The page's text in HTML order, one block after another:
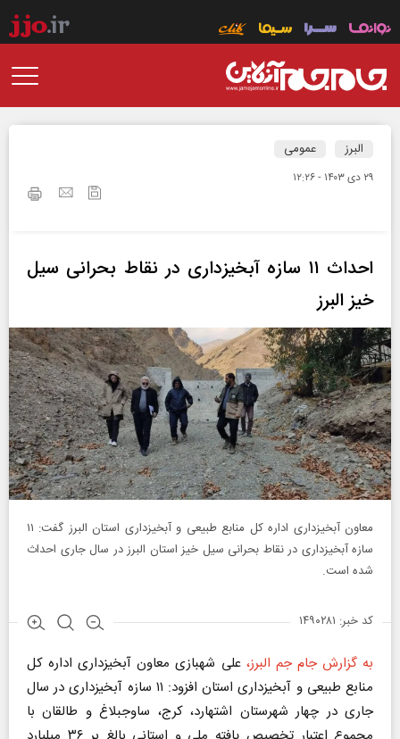
البرز عمومی
۲۹ دی ۱۴۰۳ - ۱۲:۲۶
احداث ۱۱ سازه آبخیزداری در نقاط بحرانی سیل
خیز البرز
معاون آبخیزداری اداره کل منابع طبیعی و آبخیزداری استان البرز گفت: ۱۱
سازه آبخیزداری در نقاط بحرانی سیل خیز استان البرز در سال جاری احداث
شده است.
کد خبر: ۱۴۹۰۲۸۱
به گزارش جام جم البرز، علی شهبازی معاون آبخیزداری اداره کل
منابع طبیعی و آبخیزداری استان افزود: ۱۱ سازه آبخیزداری در سال
جاری در چهار شهرستان اشتهارد، کرج، ساوجبلاغ و طالقان با